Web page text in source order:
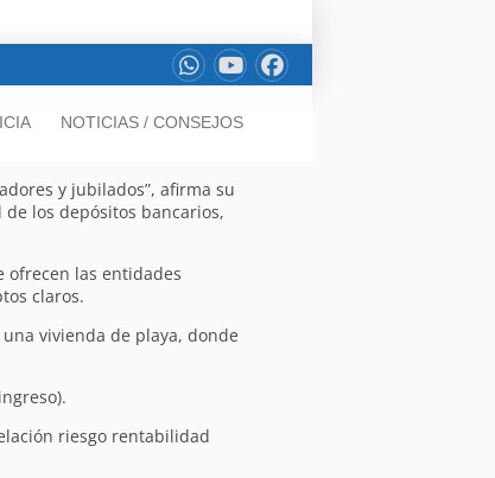
NOTICIAS / CONSEJOS
y jubilados”, afirma su
los depósitos bancarios,
ofrecen las entidades
claros.
vivienda de playa, donde
riesgo rentabilidad